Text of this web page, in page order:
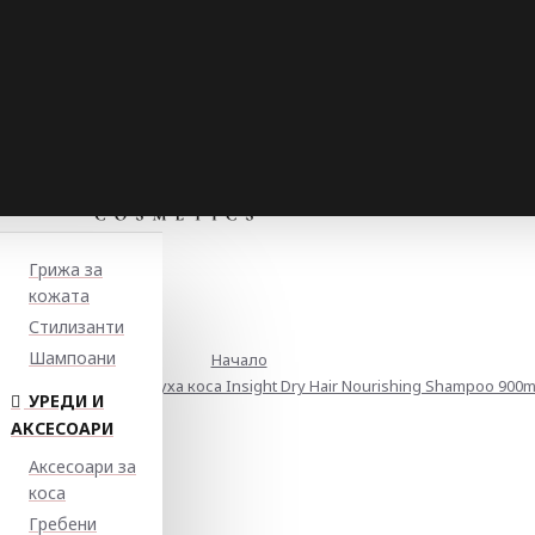
Грижа за
кожата
Стилизанти
Шампоани
УРЕДИ И
АКСЕСОАРИ
Аксесоари за
коса
Гребени
Начало
шампоан за суха коса Insight Dry Hair Nourishing Shampoo